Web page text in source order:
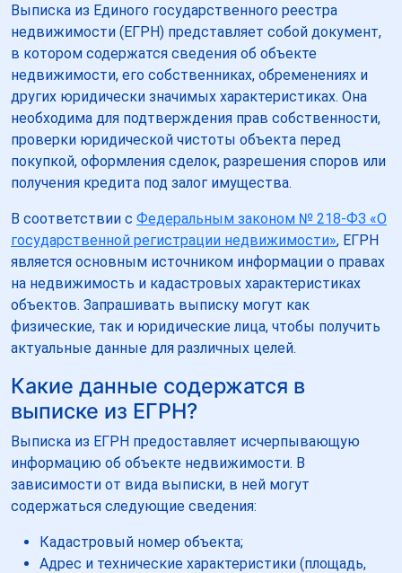
Выписка из Единого государственного реестра
недвижимости (ЕГРН) представляет собой документ,
в котором содержатся сведения об объекте
недвижимости, его собственниках, обременениях и
других юридически значимых характеристиках. Она
необходима для подтверждения прав собственности,
проверки юридической чистоты объекта перед
покупкой, оформления сделок, разрешения споров или
получения кредита под залог имущества.
В соответствии с Федеральным законом № 218-ФЗ «О
государственной регистрации недвижимости», ЕГРН
является основным источником информации о правах
на недвижимость и кадастровых характеристиках
объектов. Запрашивать выписку могут как
физические, так и юридические лица, чтобы получить
актуальные данные для различных целей.
Какие данные содержатся в
выписке из ЕГРН?
Выписка из ЕГРН предоставляет исчерпывающую
информацию об объекте недвижимости. В
зависимости от вида выписки, в ней могут
содержаться следующие сведения:
Кадастровый номер объекта;
Адрес и технические характеристики (площадь,